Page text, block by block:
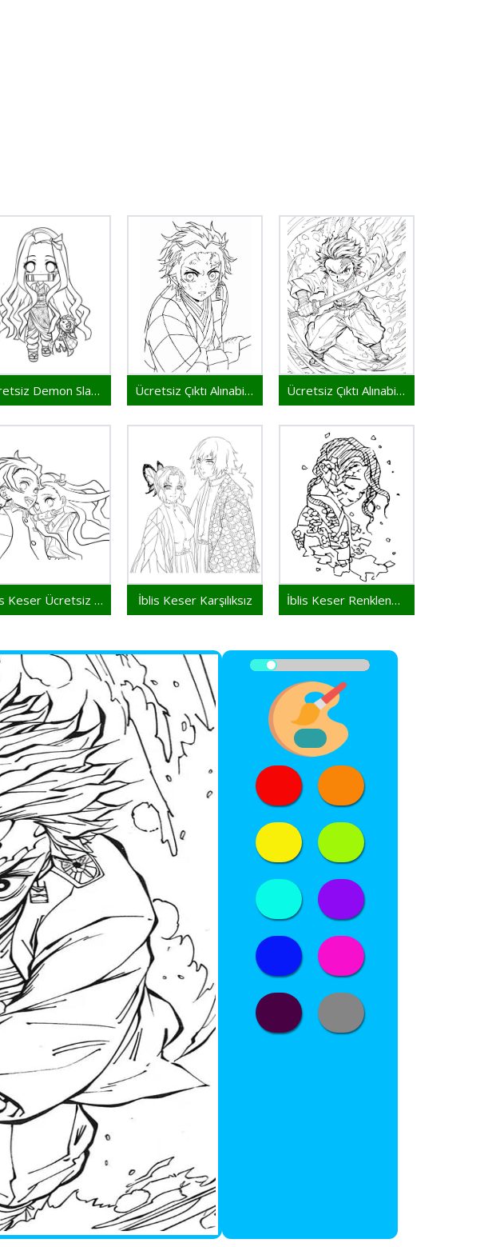
Ücretsiz Demon Slayer Baskı Ücretsiz Çıktı Alınabilir İblis Keser Ücretsiz Çıktı Alınabilir Demon Slayer
İblis Keser Ücretsiz İllüstrasyon İblis Keser Karşılıksız İblis Keser Renklendirme